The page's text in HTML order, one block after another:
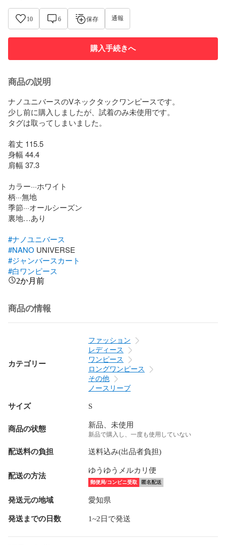
10 6 保存 通報
購入手続きへ
商品の説明
ナノユニバースのVネックタックワンピースです。
少し前に購入しましたが、試着のみ未使用です。
タグは取ってしまいました。
着丈 115.5
身幅 44.4
肩幅 37.3
カラー···ホワイト
柄···無地
季節···オールシーズン
裏地…あり
#ナノユニバース
#NANO
#ジャンバースカート
#白ワンピース
2か月前
商品の情報
カテゴリー
ファッション
レディース
ワンピース
ロングワンピース
その他
ノースリーブ
サイズ S
商品の状態 新品、未使用
新品で購入し、一度も使用していない
配送料の負担 送料込み(出品者負担)
配送の方法
ゆうゆうメルカリ便
郵便局/コンビニ受取 匿名配送
発送元の地域 愛知県
発送までの日数 1~2日で発送